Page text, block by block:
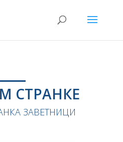
СТРАНКЕ
ЗАВЕТНИЦИ